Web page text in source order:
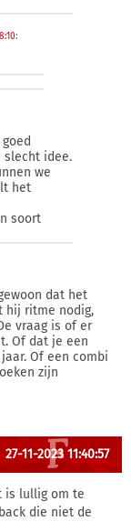
:
slecht idee.
we
het
soort
dat het
hij ritme nodig,
vraag is of er
Of dat je een
Of een combi
zijn
27-11-2023 11:40:57
is lullig om te
die niet de